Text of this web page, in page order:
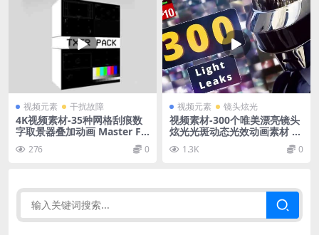
视频元素 干扰故障
4K视频素材-35种网格刮痕数
字取景器叠加动画 Master Fil
mmaker – TXTR Pack
276 0
视频元素 镜头炫光
视频素材-300个唯美漂亮镜头
炫光光斑动态光效动画素材 Li
ght Leaks
1.3K 0